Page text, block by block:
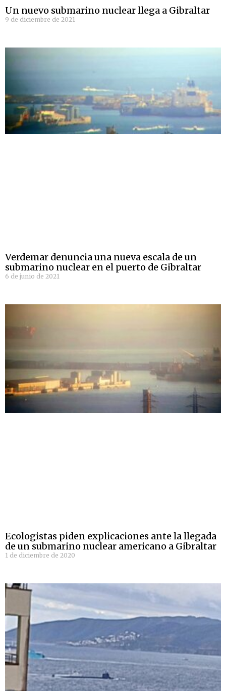
Un nuevo submarino nuclear llega a Gibraltar
9 de diciembre de 2021
Verdemar denuncia una nueva escala de un
submarino nuclear en el puerto de Gibraltar
6 de junio de 2021
Ecologistas piden explicaciones ante la llegada
de un submarino nuclear americano a Gibraltar
1 de diciembre de 2020